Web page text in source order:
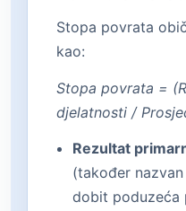
Stopa povrata
kao:
Stopa povrata =
djelatnosti /
Rezultat
(također
dobit poduzeća